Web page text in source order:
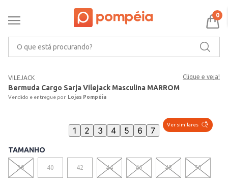
0
VILEJACK Clique e veja!
Bermuda Cargo Sarja Vilejack Masculina MARROM
Lojas Pompéia
Ver similares
1 2 3 4 5 6 7
TAMANHO
38 40 42 44 46 48 50